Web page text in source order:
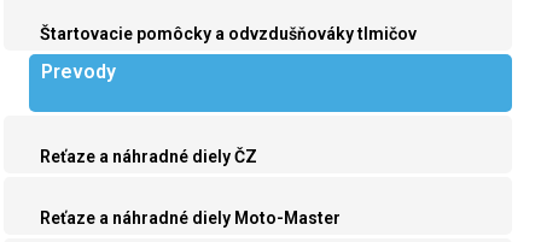
Štartovacie pomôcky a odvzdušňováky tlmičov
Prevody
Reťaze a náhradné diely ČZ
Reťaze a náhradné diely Moto-Master